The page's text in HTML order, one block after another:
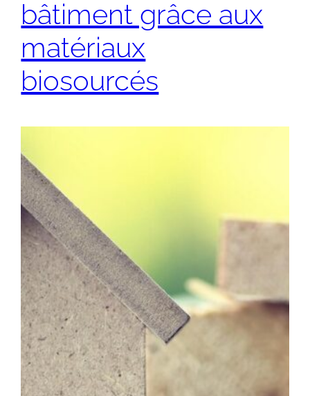
bâtiment grâce aux
matériaux
biosourcés